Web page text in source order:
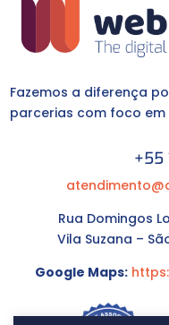
Fazemos a diferença
parcerias com foco
+55
Rua Domingos
Vila Suzana –
Google Maps: